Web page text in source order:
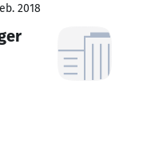
2018